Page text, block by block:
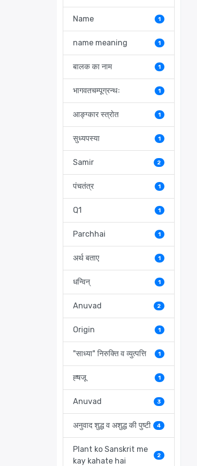
Name 1
name meaning 1
बालक का नाम 1
भागवतचम्पूग्रन्थः 1
आङ्ग्कार स्त्रोत 1
सुध्यपस्या 1
Samir 2
पंचतंत्र 1
Q1 1
Parchhai 1
अर्थ बताए 1
धन्विन् 1
Anuvad 2
Origin 1
"साध्या" निरुक्ति व व्युत्पत्ति 1
ह्षजू 1
Anuvad 3
अनुवाद शुद्ध व अशुद्ध की पुष्टी 4
Plant ko Sanskrit me
kay kahate hai
2